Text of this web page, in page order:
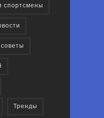
спортсмены
Тренды